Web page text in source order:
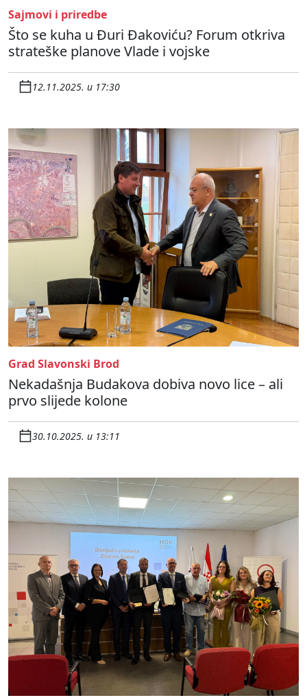
Sajmovi i priredbe
Što se kuha u Đuri Đakoviću? Forum otkriva
strateške planove Vlade i vojske
12.11.2025. u 17:30
Grad Slavonski Brod
Nekadašnja Budakova dobiva novo lice – ali
prvo slijede kolone
30.10.2025. u 13:11